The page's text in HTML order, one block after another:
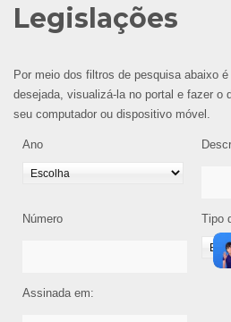
Legislações
Por meio dos filtros de pesquisa abaixo
desejada, visualizá-la no portal e fazer o
seu computador ou dispositivo móvel.
Ano
Número Tipo
Assinada em: